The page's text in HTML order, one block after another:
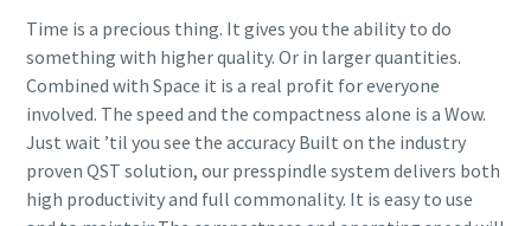
Time is a precious thing. It gives you the ability to do
something with higher quality. Or in larger quantities.
Combined with Space it is a real profit for everyone
involved. The speed and the compactness alone is a Wow.
Just wait ’til you see the accuracy Built on the industry
proven QST solution, our presspindle system delivers both
high productivity and full commonality. It is easy to use